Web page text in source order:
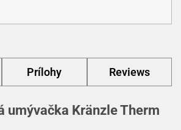
Prílohy Reviews
umývačka Kränzle Therm